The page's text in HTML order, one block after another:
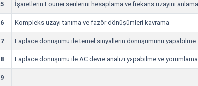
5 İşaretlerin Fourier serilerini hesaplama ve frekans uzayını anlama
6 Kompleks uzayı tanıma ve fazör dönüşümleri kavrama
7 Laplace dönüşümü ile temel sinyallerin dönüşümünü yapabilme
8 Laplace dönüşümü ile AC devre analizi yapabilme ve yorumlama
9